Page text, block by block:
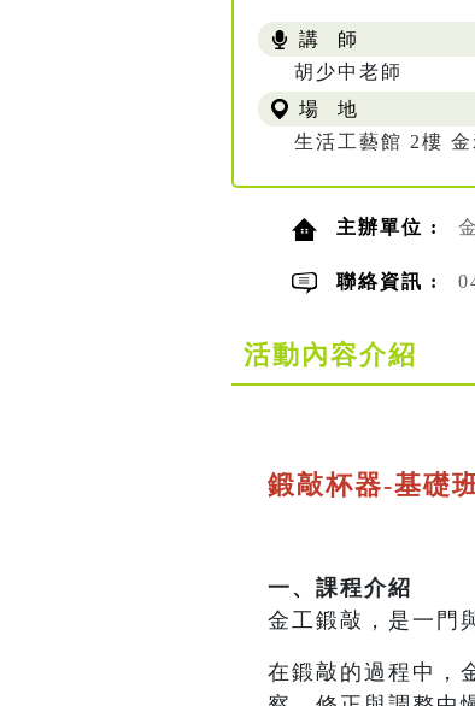
講 師
胡少中老師
場 地
生活工藝館 2樓
主辦單位 :
聯絡資訊 :
活動內容介紹
鍛敲杯器-基礎
一、課程介紹
金工鍛敲，是一門
在鍛敲的過程中，